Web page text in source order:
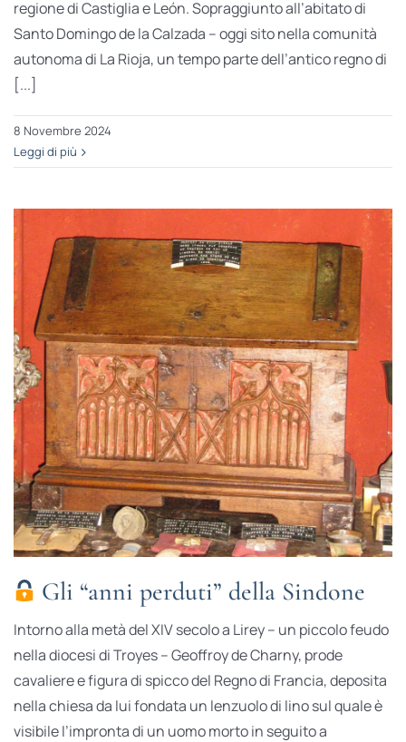
regione di Castiglia e León. Sopraggiunto all’abitato di
Santo Domingo de la Calzada – oggi sito nella comunità
autonoma di La Rioja, un tempo parte dell’antico regno di
[...]
8 Novembre 2024
Leggi di più
Gli “anni perduti” della Sindone
Intorno alla metà del XIV secolo a Lirey – un piccolo feudo
nella diocesi di Troyes – Geoffroy de Charny, prode
cavaliere e figura di spicco del Regno di Francia, deposita
nella chiesa da lui fondata un lenzuolo di lino sul quale è
visibile l’impronta di un uomo morto in seguito a